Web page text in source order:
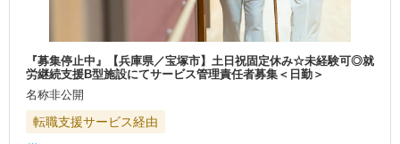
『募集停止中』【兵庫県／宝塚市】土日祝固定休み☆未経験可◎就
労継続支援B型施設にてサービス管理責任者募集＜日勤＞
名称非公開
転職支援サービス経由